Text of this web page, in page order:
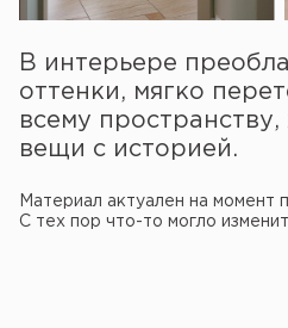
В интерьере
оттенки, мягко
всему
вещи с историей.
Материал актуален на момент
С тех пор что-то могло